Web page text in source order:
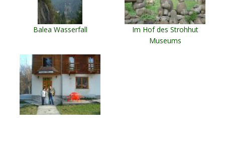
Balea Wasserfall
Im Hof des Strohhut
Museums